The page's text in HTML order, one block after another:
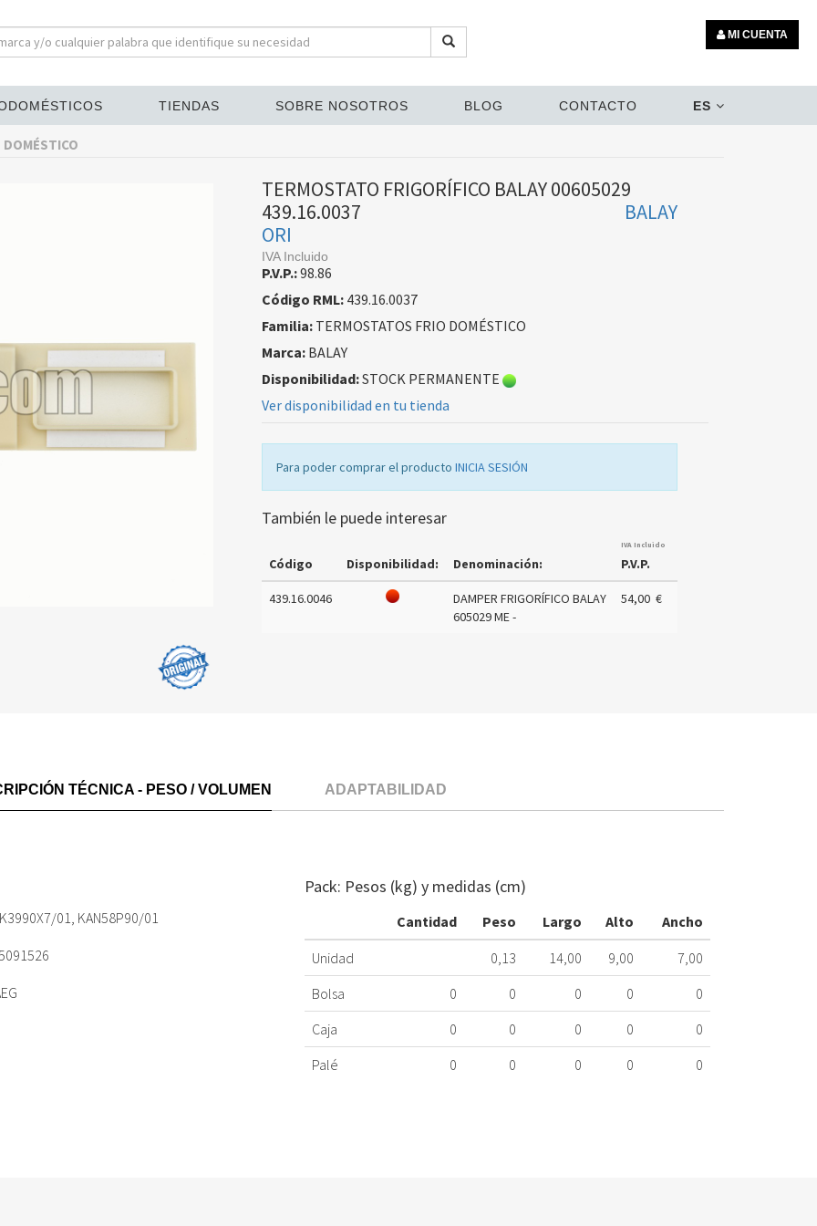
MI CUENTA
TIENDAS SOBRE NOSOTROS BLOG CONTACTO ES
TERMOSTATO FRIGORÍFICO BALAY 00605029
439.16.0037
BALAY
ORI
IVA Incluido
P.V.P.:98.86
Código RML:439.16.0037
Familia:TERMOSTATOS FRIO DOMÉSTICO
Marca:BALAY
Disponibilidad:STOCK PERMANENTE
Ver disponibilidad en tu tienda
Para poder comprar el producto INICIA SESIÓN
También le puede interesar
Código Disponibilidad: Denominación:
IVA Incluido
P.V.P.
439.16.0046
DAMPER FRIGORÍFICO BALAY
605029 ME -
54,00 €
TÉCNICA - PESO / VOLUMEN ADAPTABILIDAD
01, KAN58P90/01
Pack: Pesos (kg) y medidas (cm)
Cantidad Peso Largo Alto
Ancho
Unidad
0,13 14,00 9,00
7,00
Bolsa
0 0 0 0
0
Caja
0 0 0 0
0
Palé
0 0 0 0 0